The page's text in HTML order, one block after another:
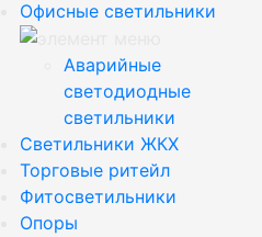
Офисные светильники
Аварийные
светодиодные
светильники
Светильники ЖКХ
Торговые ритейл
Фитосветильники
Опоры